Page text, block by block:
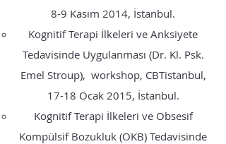
8-9 Kasım 2014, İstanbul.
Kognitif Terapi İlkeleri ve Anksiyete
Tedavisinde Uygulanması (Dr. Kl. Psk.
Emel Stroup), workshop, CBTistanbul,
17-18 Ocak 2015, İstanbul.
Kognitif Terapi İlkeleri ve Obsesif
Kompülsif Bozukluk (OKB) Tedavisinde